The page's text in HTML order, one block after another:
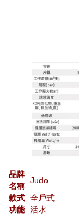
品牌
名稱
Judo
款式 全戶式
功能 活水